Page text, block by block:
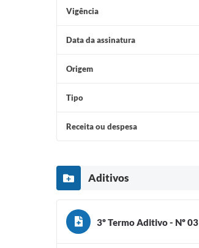
Vigência
Data da assinatura
Origem
Tipo
Receita ou despesa
Aditivos
3º Termo Aditivo - Nº 03